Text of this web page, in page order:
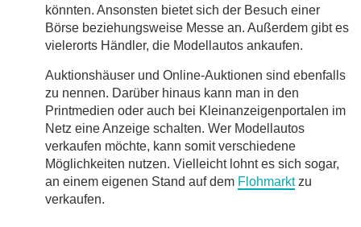
könnten. Ansonsten bietet sich der Besuch einer
Börse beziehungsweise Messe an. Außerdem gibt es
vielerorts Händler, die Modellautos ankaufen.
Auktionshäuser und Online-Auktionen sind ebenfalls
zu nennen. Darüber hinaus kann man in den
Printmedien oder auch bei Kleinanzeigenportalen im
Netz eine Anzeige schalten. Wer Modellautos
verkaufen möchte, kann somit verschiedene
Möglichkeiten nutzen. Vielleicht lohnt es sich sogar,
an einem eigenen Stand auf dem Flohmarktzu
verkaufen.